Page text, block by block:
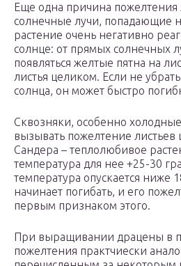
Еще одна причина пожелтения
солнечные лучи, попадающие
растение очень негативно
солнце: от прямых солнечных
появляться желтые пятна на
листья целиком. Если не
солнца, он может быстро
Сквозняки, особенно
вызывать пожелтение листьев
Сандера – теплолюбивое
температура для нее +25-30
температура опускается ниже
начинает погибать, и его
первым признаком этого.
При выращивании драцены в
пожелтения практчиески